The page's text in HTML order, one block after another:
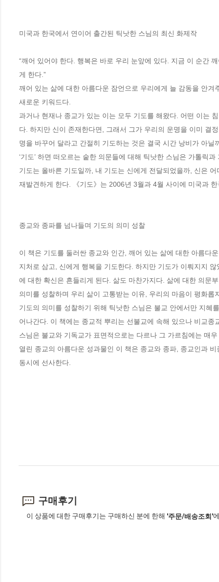
미국과 한국에서 연이어 출간된 틱낫한 스님의 최신 화제작
“깨어 있어야 한다. 행복은 바로 우리 눈앞에 있다. 지금 이 순간
게 한다.”
깨어 있는 삶에 대한 아름다운 잠언으로 우리에게 늘 감동을 안겨
새로운 키워드다.
과거나 현재나 종교가 있는 이는 모두 기도를 해왔다. 어떤 이는
다. 하지만 신이 존재한다면, 그래서 그가 우리의 운명을 이미 결
명을 바꾸어 달라고 간절히 기도하는 것은 결국 시간 낭비가 아닐
‘기도’ 하면 떠오르는 숱한 의문들에 대해 틱낫한 스님은 가톨릭
기도는 올바른 기도일까, 내 기도는 신에게 전달되었을까, 신은
재발견하게 한다. 《기도》는 2006년 3월과 4월 사이에 미국과
종교와 종파를 넘나들며 기도의 의미 성찰
이 책은 기도를 둘러싼 종교와 인간, 깨어 있는 삶에 대한 아름다
지처로 삼고, 신에게 행복을 기도한다. 하지만 기도가 이뤄지지
에 대한 확신은 흔들리게 된다. 삶도 마찬가지다. 삶에 대한 의문
의미를 성찰하며 우리 삶이 고통받는 이유, 우리의 마음이 평화
기도의 의미를 성찰하기 위해 틱낫한 스님은 불교 안에서만 지혜
어나간다. 이 책에는 종교적 뿌리는 선불교에 속해 있으나 비교
스님은 불교와 기독교가 표면적으로는 다르나 그 가르침에는 매
열린 종교의 아름다운 성과물인 이 책은 종교와 종파, 종교인과
동시에 선사한다.
구매후기
이 상품에 대한 구매후기는 구매하신 분에 한해 '주문/배송조회'